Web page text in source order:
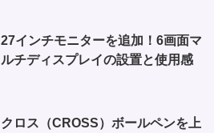
27インチモニターを追加！6画面マ
ルチディスプレイの設置と使用感
クロス（CROSS）ボールペンを上